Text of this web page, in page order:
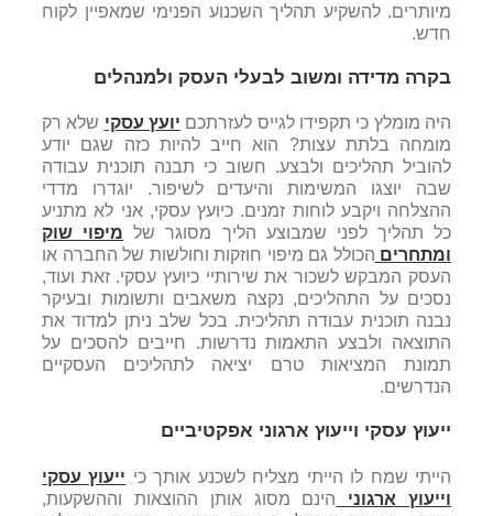
מיותרים. להשקיע תהליך השכנוע הפנימי שמאפיין לקוח
חדש.
בקרה מדידה ומשוב לבעלי העסק ולמנהלים
היה מומלץ כי תקפידו לגייס לעזרתכם יועץ עסקי שלא רק
מומחה בלתת עצות? הוא חייב להיות כזה שגם יודע
להוביל תהליכים ולבצע. חשוב כי תבנה תוכנית עבודה
שבה יוצגו המשימות והיעדים לשיפור. יוגדרו מדדי
ההצלחה ויקבע לוחות זמנים. כיועץ עסקי, אני לא מתניע
כל תהליך לפני שמבוצע הליך מסוגר של מיפוי שוק
ומתחרים הכולל גם מיפוי חוזקות וחולשות של החברה או
העסק המבקש לשכור את שירותיי כיועץ עסקי. זאת ועוד,
נסכים על התהליכים, נקצה משאבים ותשומות ובעיקר
נבנה תוכנית עבודה תהליכית. בכל שלב ניתן למדוד את
התוצאה ולבצע התאמות נדרשות. חייבים להסכים על
תמונת המציאות טרם יציאה לתהליכים העסקיים
הנדרשים.
ייעוץ עסקי וייעוץ ארגוני אפקטיביים
הייתי שמח לו הייתי מצליח לשכנע אותך כי ייעוץ עסקי
וייעוץ ארגוני
הינם מסוג אותן ההוצאות וההשקעות,